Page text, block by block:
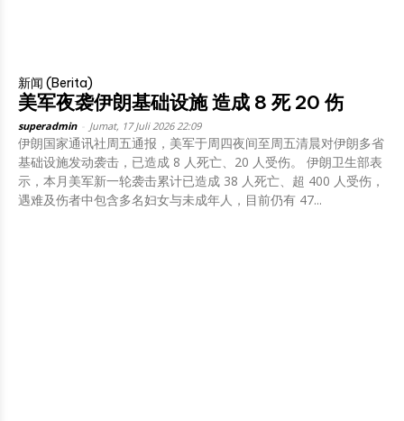
新闻 (Berita)
美军夜袭伊朗基础设施 造成 8 死 20 伤
superadmin Jumat, 17 Juli 2026 22:09
伊朗国家通讯社周五通报，美军于周四夜间至周五清晨对伊朗多省
基础设施发动袭击，已造成 8 人死亡、20 人受伤。 伊朗卫生部表
示，本月美军新一轮袭击累计已造成 38 人死亡、超 400 人受伤，
遇难及伤者中包含多名妇女与未成年人，目前仍有 47...